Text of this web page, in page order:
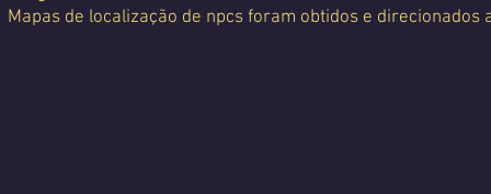
Mapas de localização de npcs foram obtidos e direcionados